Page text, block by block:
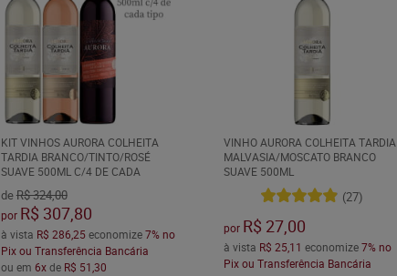
KIT VINHOS AURORA COLHEITA
TARDIA BRANCO/TINTO/ROSÉ
SUAVE 500ML C/4 DE CADA
deR$ 324,00
por R$ 307,80
à vista R$ 286,25economize7% no
Pix ou Transferência Bancária
ou em 6xde R$ 51,30
VINHO AURORA COLHEITA TARDIA
MALVASIA/MOSCATO BRANCO
SUAVE 500ML
(27)
por R$ 27,00
à vista R$ 25,11 economize7% no
Pix ou Transferência Bancária